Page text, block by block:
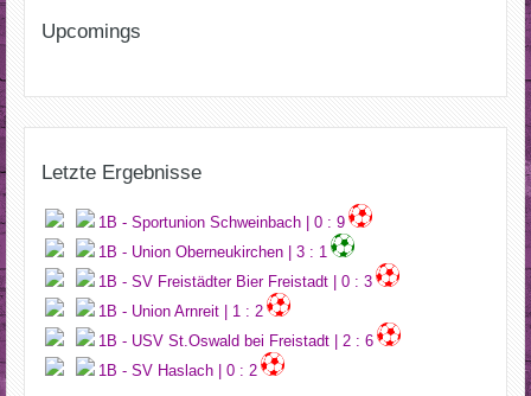
Upcomings
Letzte Ergebnisse
1B - Sportunion Schweinbach | 0 : 9
1B - Union Oberneukirchen | 3 : 1
1B - SV Freistädter Bier Freistadt | 0 : 3
1B - Union Arnreit | 1 : 2
1B - USV St.Oswald bei Freistadt | 2 : 6
1B - SV Haslach | 0 : 2